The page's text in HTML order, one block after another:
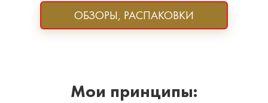
ОБЗОРЫ, РАСПАКОВКИ
Мои принципы: